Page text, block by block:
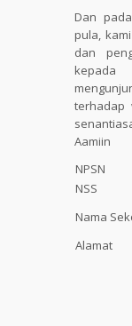
Dan
pula,
dan
kepada
terhadap
Aamiin
NPSN
NSS
Nama
Alamat